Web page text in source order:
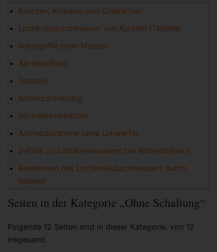
Knarzen, Knacken und Quietschen
Lochkreisdurchmesser von Kurbeln (Tabelle)
Kunstgriffe beim Messen
Abrollumfang
Truvativ
Konenzentrierung
Vortriebsverhältnis
Antriebssysteme ohne Umwerfer
Details zu Lochkreismustern bei Kettenblättern
Bestimmen des Lochkreisdurchmessers durch
Messen
Seiten in der Kategorie „Ohne Schaltung“
Folgende 12 Seiten sind in dieser Kategorie, von 12
insgesamt.